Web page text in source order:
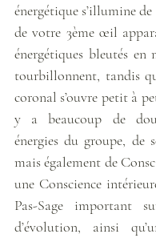
énergétique s’illumine
de votre 3ème œil
énergétiques bleutés en
tourbillonnent, tandis
coronal s’ouvre petit à
y a beaucoup de
énergies du groupe, de
mais également de
une Conscience
Pas-Sage important
d’évolution, ainsi